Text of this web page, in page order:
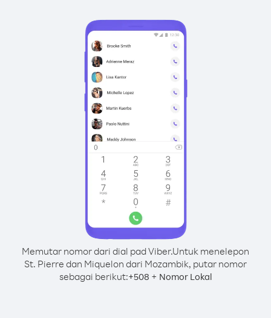
Memutar nomor dari dial pad Viber.Untuk menelepon
St. Pierre dan Miquelon dari Mozambik, putar nomor
sebagai berikut:+508 + Nomor Lokal